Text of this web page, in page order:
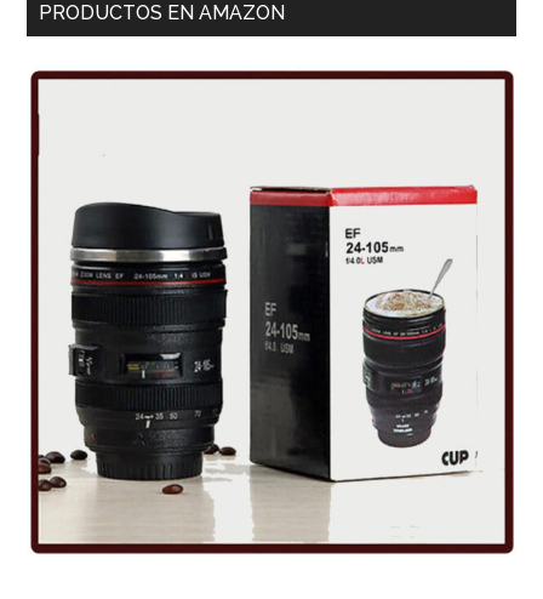
PRODUCTOS EN AMAZON